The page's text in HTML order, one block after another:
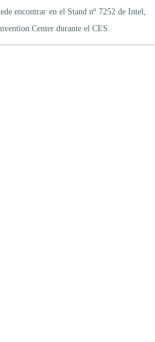
encontrar en el Stand nº 7252 de Intel,
Center durante el CES.